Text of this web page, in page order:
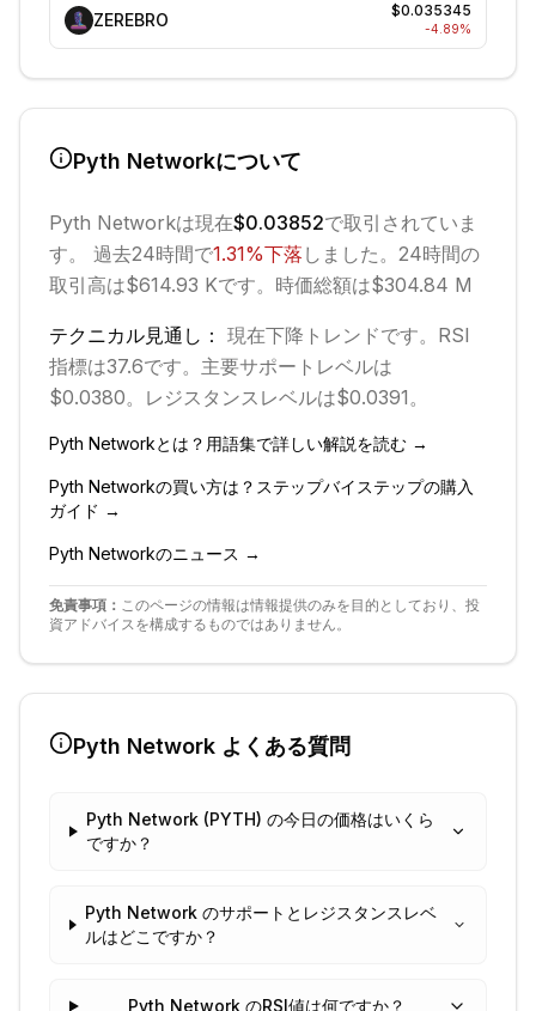
ZEREBRO $0.035345
-4.89%
Pyth Networkについて
Pyth Networkは現在$0.03852で取引されていま
す。 過去24時間で1.31%下落 しました。 24時間の
取引高は$614.93 Kです。 時価総額は$304.84 M
テクニカル見通し： 現在下降 トレンドです。 RSI
指標は37.6です。 主要サポートレベルは
$0.0380。 レジスタンスレベルは$0.0391。
Pyth Networkとは？用語集で詳しい解説を読む →
Pyth Networkの買い方は？ステップバイステップの購入
ガイド →
Pyth Networkのニュース →
免責事項： このページの情報は情報提供のみを目的としており、投
資アドバイスを構成するものではありません。
Pyth Network よくある質問
Pyth Network (PYTH) の今日の価格はいくら
ですか？
Pyth Network のサポートとレジスタンスレベ
ルはどこですか？
Pyth Network のRSI値は何ですか？